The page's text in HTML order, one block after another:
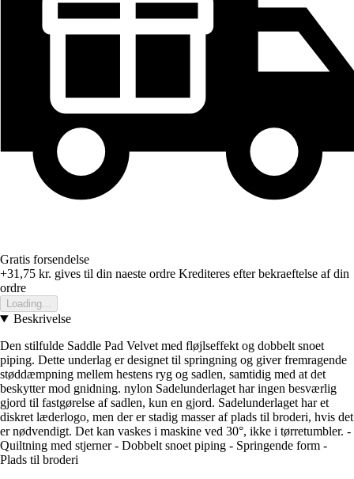
Gratis forsendelse
+31,75 kr. gives til din naeste ordre Krediteres efter bekraeftelse af din
ordre
Loading...
Beskrivelse
Den stilfulde Saddle Pad Velvet med fløjlseffekt og dobbelt snoet
piping. Dette underlag er designet til springning og giver fremragende
støddæmpning mellem hestens ryg og sadlen, samtidig med at det
beskytter mod gnidning. nylon Sadelunderlaget har ingen besværlig
gjord til fastgørelse af sadlen, kun en gjord. Sadelunderlaget har et
diskret læderlogo, men der er stadig masser af plads til broderi, hvis det
er nødvendigt. Det kan vaskes i maskine ved 30°, ikke i tørretumbler. -
Quiltning med stjerner - Dobbelt snoet piping - Springende form -
Plads til broderi